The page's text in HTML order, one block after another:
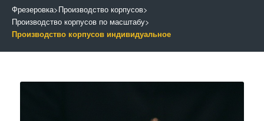
Фрезеровка>Производство корпусов>
Производство корпусов по масштабу>
Производство корпусов индивидуальное